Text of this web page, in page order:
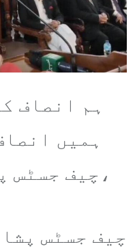
ہم انصاف
ہمیں
،چیف جسٹس
چیف جسٹس